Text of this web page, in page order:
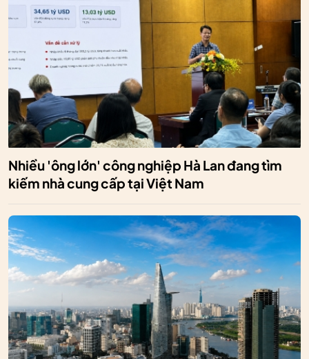
Nhiều 'ông lớn' công nghiệp Hà Lan đang tìm
kiếm nhà cung cấp tại Việt Nam